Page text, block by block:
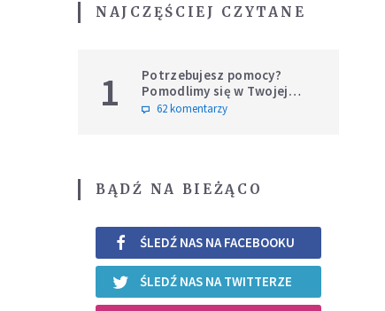
NAJCZĘŚCIEJ CZYTANE
1
Potrzebujesz pomocy?
Pomodlimy się w Twojej
intencji
62 komentarzy
BĄDŹ NA BIEŻĄCO
ŚLEDŹ NAS NA FACEBOOKU
ŚLEDŹ NAS NA TWITTERZE